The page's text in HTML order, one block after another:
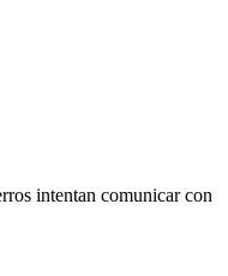
intentan comunicar con